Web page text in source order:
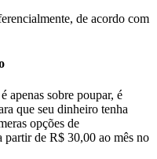
de acordo com
apenas sobre poupar, é
que seu dinheiro tenha
opções de
partir de R$ 30,00 ao mês no